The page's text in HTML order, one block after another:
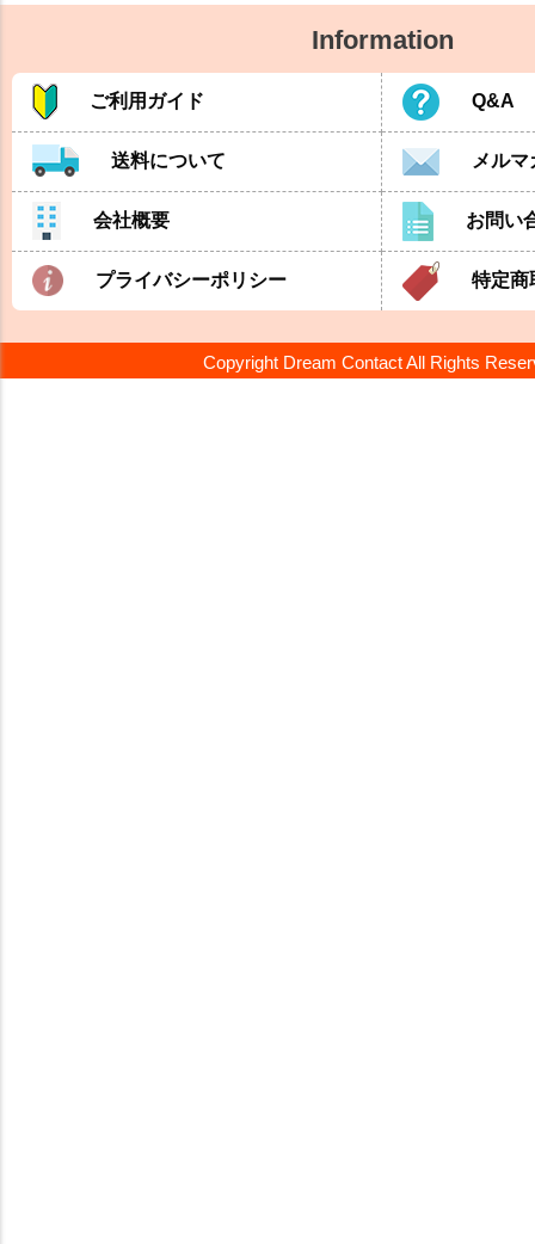
Information
ご利用ガイド Q&A
送料について メル
会社概要 お問い
プライバシーポリシー 特定商
Copyright Dream Contact All Rights